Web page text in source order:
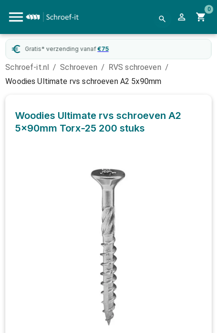
0
Gratis* verzending vanaf €75
Schroef-it.nl / Schroeven / RVS schroeven /
Woodies Ultimate rvs schroeven A2 5x90mm
Woodies Ultimate rvs schroeven A2
5x90mm Torx-25 200 stuks